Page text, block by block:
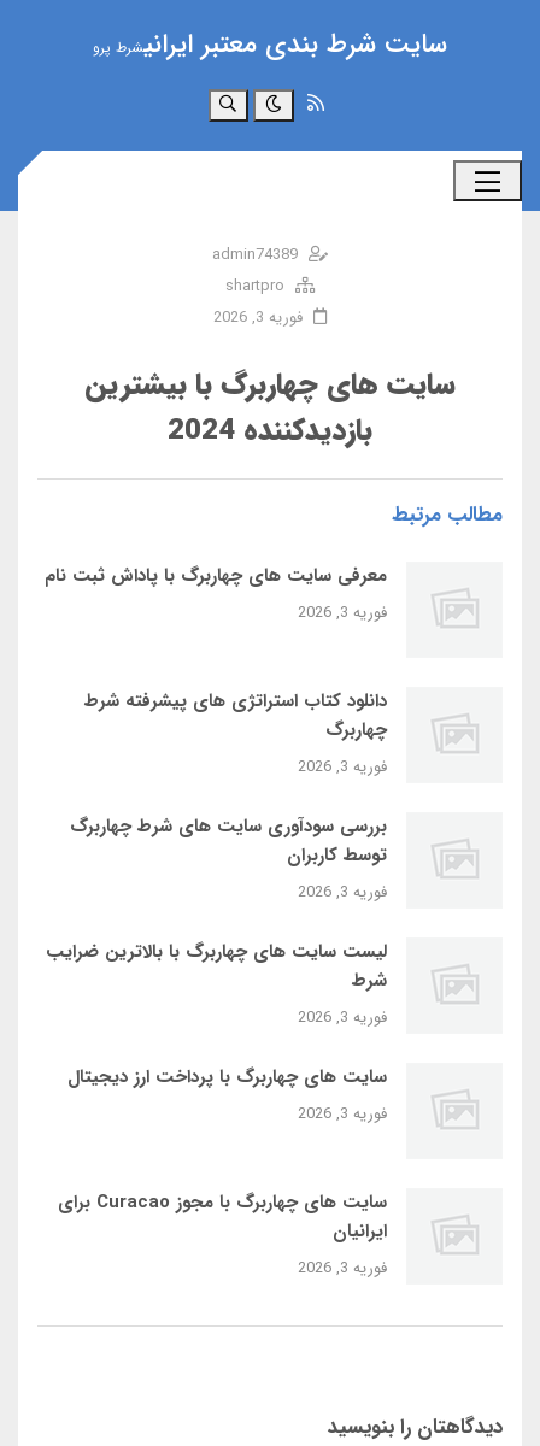
سایت شرط بندی معتبر ایرانیشرط پرو
جستجو
admin74389
shartpro
فوریه 3, 2026
سایت‌ های چهاربرگ با بیشترین
بازدیدکننده 2024
مطالب مرتبط
معرفی سایت‌ های چهاربرگ با پاداش ثبت‌ نام
فوریه 3, 2026
دانلود کتاب استراتژی‌ های پیشرفته شرط
چهاربرگ
فوریه 3, 2026
بررسی سودآوری سایت‌ های شرط چهاربرگ
توسط کاربران
فوریه 3, 2026
لیست سایت‌ های چهاربرگ با بالاترین ضرایب
شرط
فوریه 3, 2026
سایت‌ های چهاربرگ با پرداخت ارز دیجیتال
فوریه 3, 2026
سایت‌ های چهاربرگ با مجوز Curacao برای
ایرانیان
فوریه 3, 2026
دیدگاهتان را بنویسید